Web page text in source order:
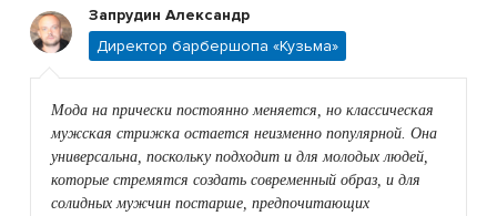
Запрудин Александр
Директор барбершопа «Кузьма»
Мода на прически постоянно меняется, но классическая
мужская стрижка остается неизменно популярной. Она
универсальна, поскольку подходит и для молодых людей,
которые стремятся создать современный образ, и для
солидных мужчин постарше, предпочитающих